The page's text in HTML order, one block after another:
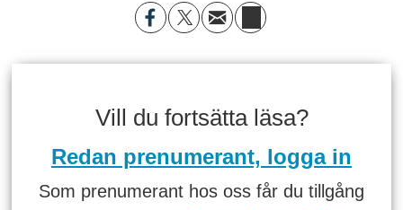
Vill du fortsätta läsa?
Redan prenumerant, logga in
Som prenumerant hos oss får du tillgång